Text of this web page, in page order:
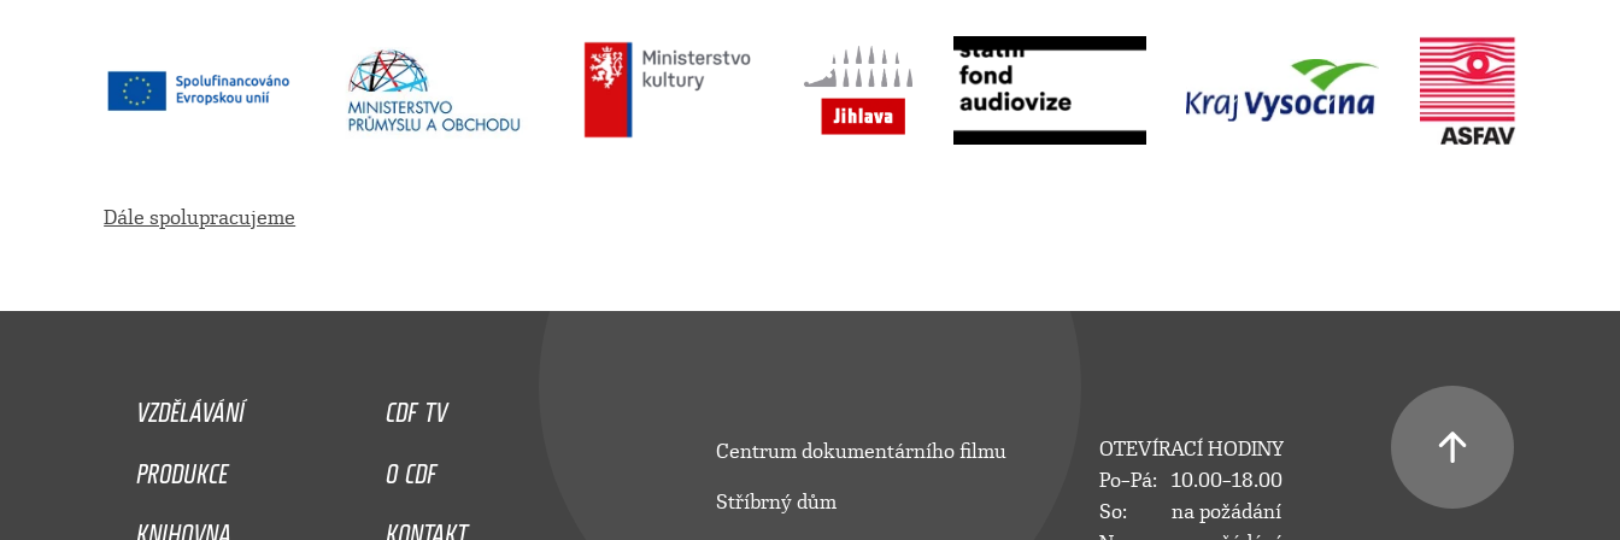
Dále spolupracujeme
VZDĚLÁVÁNÍ
CDF TV
PRODUKCE
O CDF
KNIHOVNA
KONTAKT
Centrum dokumentárního filmu
Stříbrný dům
OTEVÍRACÍ HODINY
Po–Pá:
10.00–18.00
So:
na požádání